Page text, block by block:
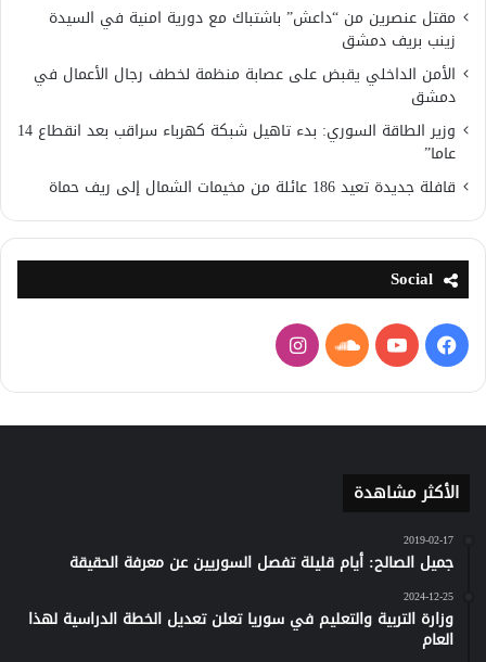
مقتل عنصرين من “داعش” باشتباك مع دورية امنية في السيدة
زينب بريف دمشق
الأمن الداخلي يقبض على عصابة منظمة لخطف رجال الأعمال في
دمشق
وزير الطاقة السوري: بدء تاهيل شبكة كهرباء سراقب بعد انقطاع 14
عاما”
قافلة جديدة تعيد 186 عائلة من مخيمات الشمال إلى ريف حماة
Social
فيسبوكيوتيوبساوند
كلاود
انستقرام
الأكثر مشاهدة
2019-02-17
جميل الصالح: أيام قليلة تفصل السوريين عن معرفة الحقيقة
2024-12-25
وزارة التربية والتعليم في سوريا تعلن تعديل الخطة الدراسية لهذا
العام